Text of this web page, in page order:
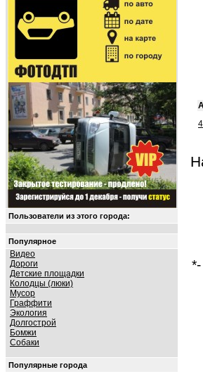
Пользователи из этого города:
Популярное
Видео
Дороги
Детские площадки
Колодцы (люки)
Мусор
Граффити
Экология
Долгострой
Бомжи
Собаки
Популярные города
4